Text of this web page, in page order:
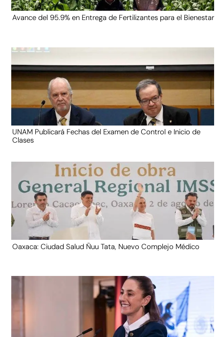
Avance del 95.9% en Entrega de Fertilizantes para el Bienestar
UNAM Publicará Fechas del Examen de Control e Inicio de
Clases
Oaxaca: Ciudad Salud Ñuu Tata, Nuevo Complejo Médico